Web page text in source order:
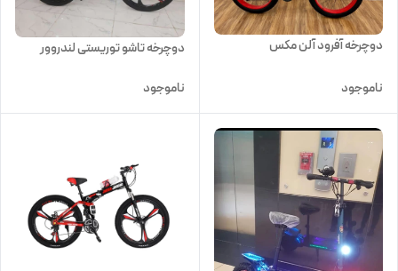
دوچرخه آفرود آلن مکس
ناموجود
دوچرخه تاشو توریستی لندروور
ناموجود